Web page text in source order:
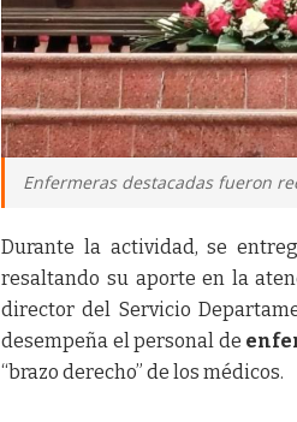
Enfermeras destacadas fueron
Durante la actividad, se
resaltando su aporte en la
director del Servicio
desempeña el personal de
“brazo derecho” de los médicos.